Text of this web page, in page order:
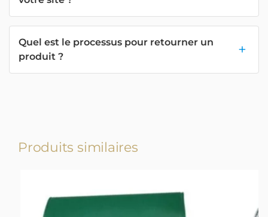
Quel est le processus pour retourner un
produit ?
Produits similaires